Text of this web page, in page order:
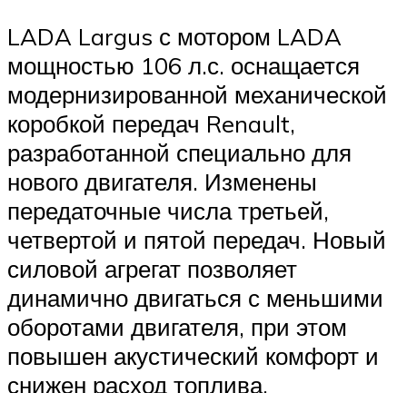
LADA Largus с мотором LADA
мощностью 106 л.с. оснащается
модернизированной механической
коробкой передач Renault,
разработанной специально для
нового двигателя. Изменены
передаточные числа третьей,
четвертой и пятой передач. Новый
силовой агрегат позволяет
динамично двигаться с меньшими
оборотами двигателя, при этом
повышен акустический комфорт и
снижен расход топлива.